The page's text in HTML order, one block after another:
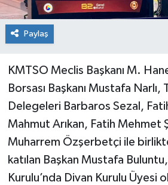
Paylaş
KMTSO Meclis Başkanı M.
Borsası Başkanı Mustafa Narlı,
Delegeleri Barbaros Sezal,
Mahmut Arıkan, Fatih Mehmet
Muharrem Özşerbetçi ile
katılan Başkan Mustafa
Kurulu’nda Divan Kurulu Üyesi
SOSYAL YAŞAM
SPOR
ULUSAL HABERLER